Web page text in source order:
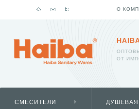
ОТ
СМЕСИТЕЛИ
О